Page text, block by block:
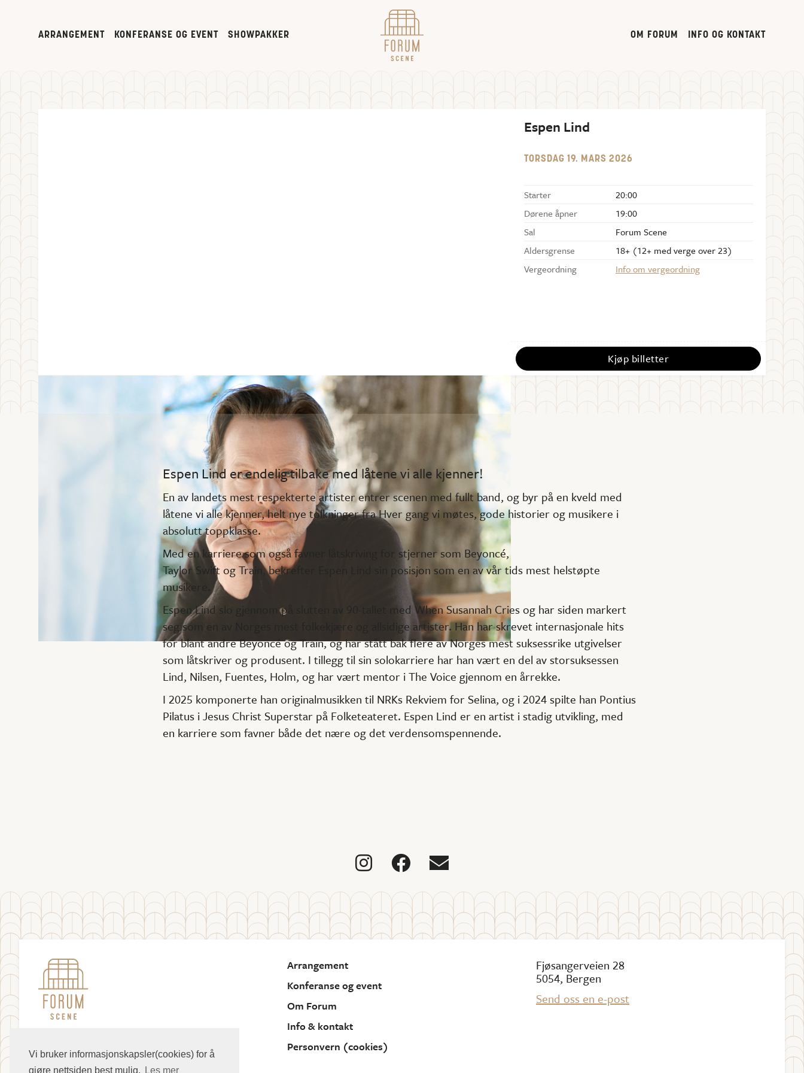
Vi bruker informasjonskapsler(cookies) for å
gjøre nettsiden best mulig.
Les mer
ARRANGEMENT KONFERANSE OG EVENT SHOWPAKKER OM FORUM INFO OG KONTAKT
Espen Lind
TORSDAG 19. MARS 2026
Starter
20:00
Dørene åpner
19:00
Sal
Forum Scene
Aldersgrense
18+ (12+ med verge over 23)
Vergeordning
Info om vergeordning
Kjøp billetter
Espen Lind er endelig tilbake med låtene vi alle kjenner!
En av landets mest respekterte artister entrer scenen med fullt band, og byr på en kveld med
låtene vi alle kjenner, helt nye tolkninger fra Hver gang vi møtes, gode historier og musikere i
absolutt toppklasse.
Med en karriere som også favner låtskriving for stjerner som Beyoncé,
Taylor Swift og Train, bekrefter Espen Lind sin posisjon som en av vår tids mest helstøpte
musikere.
Espen Lind slo gjennom på slutten av 90-tallet med When Susannah Cries og har siden markert
seg som en av Norges mest folkekjære og allsidige artister. Han har skrevet internasjonale hits
for blant andre Beyoncé og Train, og har stått bak flere av Norges mest suksessrike utgivelser
som låtskriver og produsent. I tillegg til sin solokarriere har han vært en del av storsuksessen
Lind, Nilsen, Fuentes, Holm, og har vært mentor i The Voice gjennom en årrekke.
I 2025 komponerte han originalmusikken til NRKs Rekviem for Selina, og i 2024 spilte han Pontius
Pilatus i Jesus Christ Superstar på Folketeateret. Espen Lind er en artist i stadig utvikling, med
en karriere som favner både det nære og det verdensomspennende.
  
Arrangement
Konferanse og event
Om Forum
Info & kontakt
Personvern (cookies)
Fjøsangerveien 28
5054, Bergen
Send oss en e-post